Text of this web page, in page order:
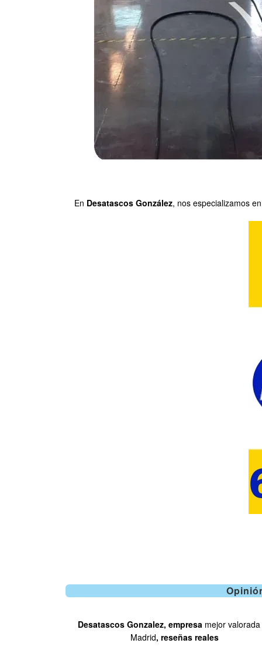
En Desatascos González, nos especializamos
Desatascos Gonzalez, empresa mejor valorada
Madrid, reseñas reales
celia alvarez